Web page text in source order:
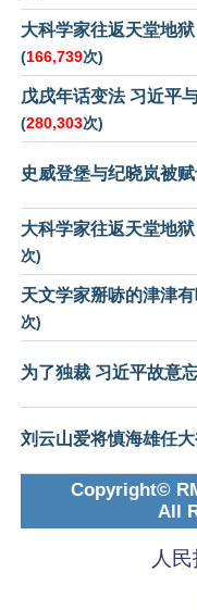
大科学家往返天堂地
(166,739次)
戊戌年话变法 习近平
(280,303次)
史威登堡与纪晓岚被
大科学家往返天堂地
次)
天文学家掰哧的津津
次)
为了独裁 习近平故意
刘云山爱将慎海雄任
Copyright©
All
人